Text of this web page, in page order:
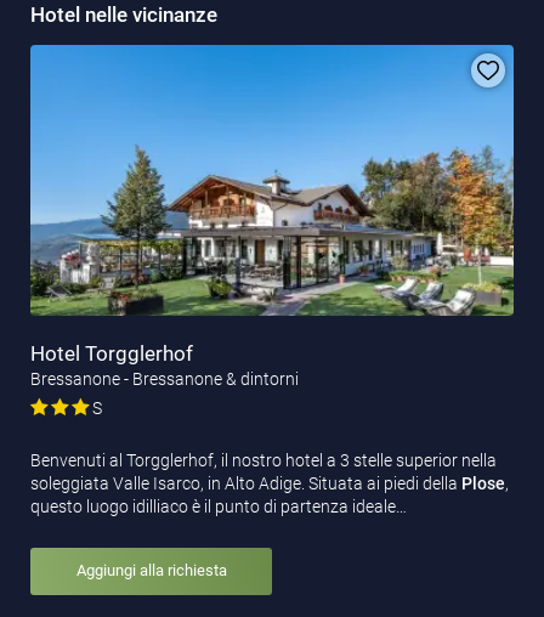
Hotel nelle vicinanze
Hotel Torgglerhof
Bressanone - Bressanone & dintorni
S
Benvenuti al Torgglerhof, il nostro hotel a 3 stelle superior nella
soleggiata Valle Isarco, in Alto Adige. Situata ai piedi della Plose,
questo luogo idilliaco è il punto di partenza ideale…
Aggiungi alla richiesta